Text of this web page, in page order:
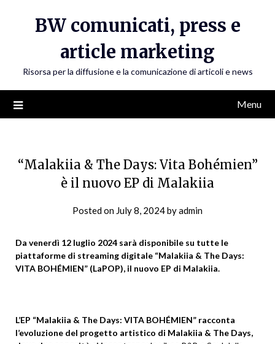
BW comunicati, press e
article marketing
Risorsa per la diffusione e la comunicazione di articoli e news
Menu
“Malakiia & The Days: Vita Bohémien”
è il nuovo EP di Malakiia
Posted on July 8, 2024byadmin
Da venerdì 12 luglio 2024 sarà disponibile su tutte le
piattaforme di streaming digitale “Malakiia & The Days:
VITA BOHÉMIEN” (LaPOP), il nuovo EP di Malakiia.
L’EP “Malakiia & The Days: VITA BOHÉMIEN” racconta
l’evoluzione del progetto artistico di Malakiia & The Days,